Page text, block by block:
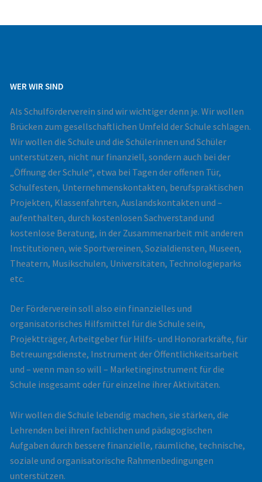
WER WIR SIND
Als Schulförderverein sind wir wichtiger denn je. Wir wollen
Brücken zum gesellschaftlichen Umfeld der Schule schlagen.
Wir wollen die Schule und die Schülerinnen und Schüler
unterstützen, nicht nur finanziell, sondern auch bei der
„Öffnung der Schule“, etwa bei Tagen der offenen Tür,
Schulfesten, Unternehmenskontakten, berufspraktischen
Projekten, Klassenfahrten, Auslandskontakten und –
aufenthalten, durch kostenlosen Sachverstand und
kostenlose Beratung, in der Zusammenarbeit mit anderen
Institutionen, wie Sportvereinen, Sozialdiensten, Museen,
Theatern, Musikschulen, Universitäten, Technologieparks
etc.
Der Förderverein soll also ein finanzielles und
organisatorisches Hilfsmittel für die Schule sein,
Projektträger, Arbeitgeber für Hilfs- und Honorarkräfte, für
Betreuungsdienste, Instrument der Öffentlichkeitsarbeit
und – wenn man so will – Marketinginstrument für die
Schule insgesamt oder für einzelne ihrer Aktivitäten.
Wir wollen die Schule lebendig machen, sie stärken, die
Lehrenden bei ihren fachlichen und pädagogischen
Aufgaben durch bessere finanzielle, räumliche, technische,
soziale und organisatorische Rahmenbedingungen
unterstützen.